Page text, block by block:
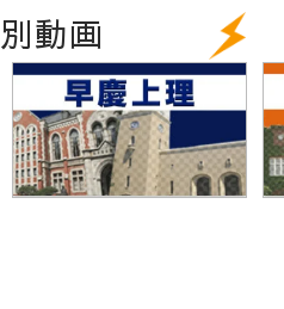
ムページはこちら
department/agriculture/
の天気は？（全国学校の
動画